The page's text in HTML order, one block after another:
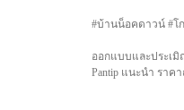
#บ้านน็อคดาวน์ #โก
ออกแบบและประเ
Pantip แนะนำ ราค